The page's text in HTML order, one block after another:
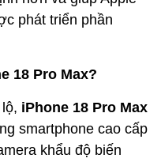
phát triển phần
18 Pro Max?
iPhone 18 Pro Max
smartphone cao cấp
khẩu độ biến